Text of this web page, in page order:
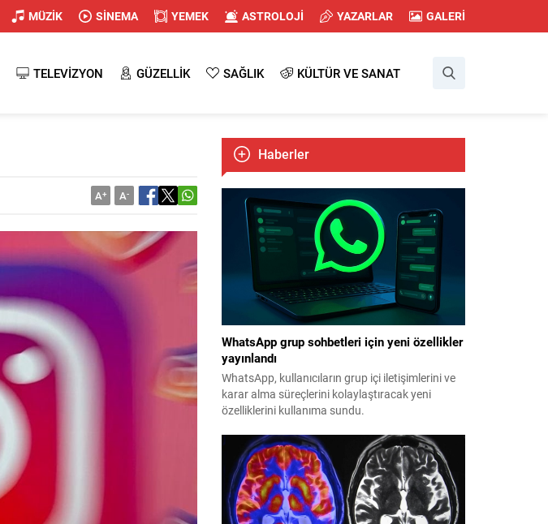
MÜZİK SİNEMA YEMEK ASTROLOJİ YAZARLAR GALERİ
TELEVİZYON GÜZELLİK SAĞLIK KÜLTÜR VE SANAT
A+ A-
Haberler
WhatsApp grup sohbetleri için yeni özellikler
yayınlandı
WhatsApp, kullanıcıların grup içi iletişimlerini ve
karar alma süreçlerini kolaylaştıracak yeni
özelliklerini kullanıma sundu.